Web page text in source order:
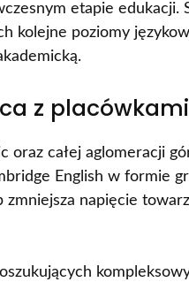
etapie
kolejne poziomy
z
oraz całej aglomeracji
English w formie
zmniejsza napięcie